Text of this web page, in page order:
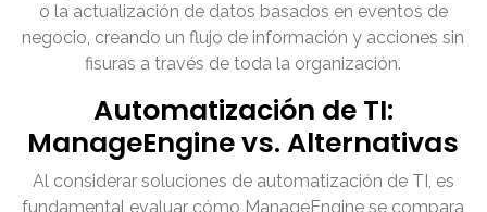
o la actualización de datos basados en eventos de
negocio, creando un flujo de información y acciones sin
fisuras a través de toda la organización.
Automatización de TI:
ManageEngine vs. Alternativas
Al considerar soluciones de automatización de TI, es
fundamental evaluar cómo ManageEngine se compara